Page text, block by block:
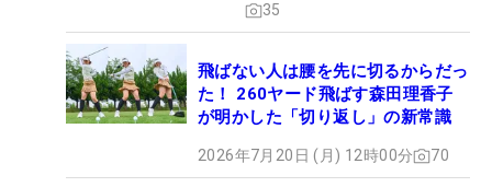
35
飛ばない人は腰を先に切るからだっ
た！ 260ヤード飛ばす森田理香子
が明かした「切り返し」の新常識
2026年7月20日 (月) 12時00分 70